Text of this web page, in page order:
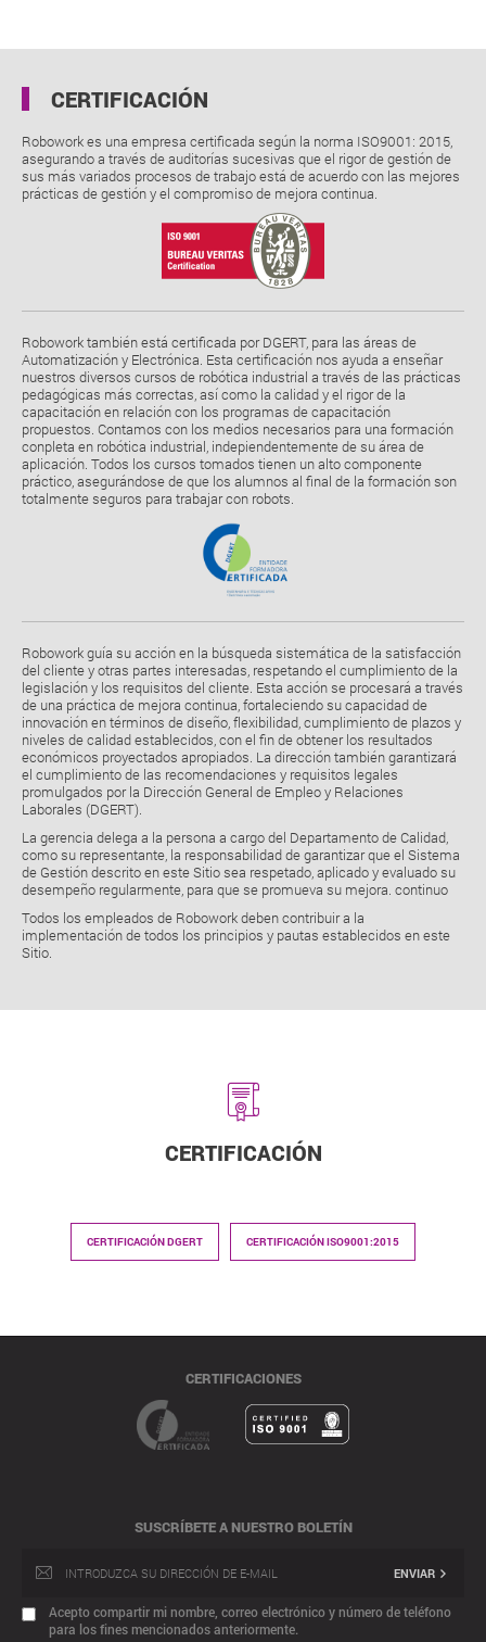
CERTIFICACIÓN
Robowork es una empresa certificada según la norma ISO9001: 2015,
asegurando a través de auditorías sucesivas que el rigor de gestión de
sus más variados procesos de trabajo está de acuerdo con las mejores
prácticas de gestión y el compromiso de mejora continua.
Robowork también está certificada por DGERT, para las áreas de
Automatización y Electrónica. Esta certificación nos ayuda a enseñar
nuestros diversos cursos de robótica industrial a través de las prácticas
pedagógicas más correctas, así como la calidad y el rigor de la
capacitación en relación con los programas de capacitación
propuestos. Contamos con los medios necesarios para una formación
conpleta en robótica industrial, indepiendentemente de su área de
aplicación. Todos los cursos tomados tienen un alto componente
práctico, asegurándose de que los alumnos al final de la formación son
totalmente seguros para trabajar con robots.
Robowork guía su acción en la búsqueda sistemática de la satisfacción
del cliente y otras partes interesadas, respetando el cumplimiento de la
legislación y los requisitos del cliente. Esta acción se procesará a través
de una práctica de mejora continua, fortaleciendo su capacidad de
innovación en términos de diseño, flexibilidad, cumplimiento de plazos y
niveles de calidad establecidos, con el fin de obtener los resultados
económicos proyectados apropiados. La dirección también garantizará
el cumplimiento de las recomendaciones y requisitos legales
promulgados por la Dirección General de Empleo y Relaciones
Laborales (DGERT).
La gerencia delega a la persona a cargo del Departamento de Calidad,
como su representante, la responsabilidad de garantizar que el Sistema
de Gestión descrito en este Sitio sea respetado, aplicado y evaluado su
desempeño regularmente, para que se promueva su mejora. continuo
Todos los empleados de Robowork deben contribuir a la
implementación de todos los principios y pautas establecidos en este
Sitio.
CERTIFICACIÓN
CERTIFICACIÓN DGERT CERTIFICACIÓN ISO9001:2015
CERTIFICACIONES
SUSCRÍBETE A NUESTRO BOLETÍN
ENVIAR
Acepto compartir mi nombre, correo electrónico y número de teléfono
para los fines mencionados anteriormente.